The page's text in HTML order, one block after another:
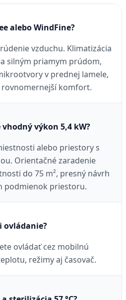
alebo WindFine?
vzduchu. Klimatizácia
silným priamym prúdom,
v prednej lamele,
rovnomernejší komfort.
výkon 5,4 kW?
alebo priestory s
Orientačné zaradenie
do 75 m², presný návrh
podmienok priestoru.
ovládanie?
ovládať cez mobilnú
režimy aj časovač.